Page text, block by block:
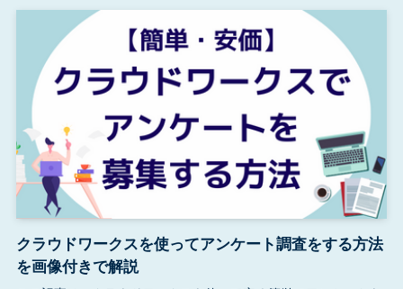
クラウドワークスを使ってアンケート調査をする方法
を画像付きで解説